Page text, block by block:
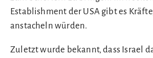
Establishment der USA gibt es
anstacheln würden.
Zuletzt wurde bekannt, dass Israel